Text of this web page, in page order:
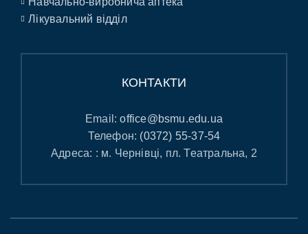
Лікувальний відділ
КОНТАКТИ
Email:office@bsmu.edu.ua
Телефон: (0372) 55-37-54
Адреса: : м. Чернівці, пл. Театральна, 2